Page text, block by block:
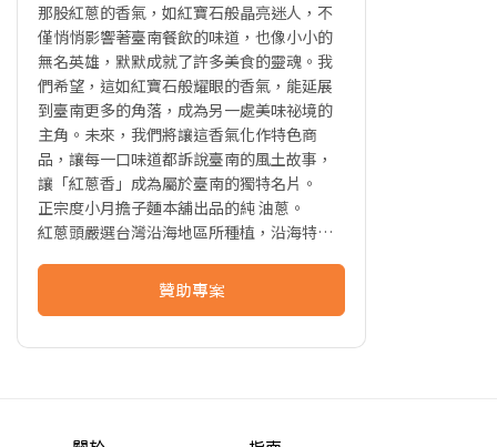
那股紅蔥的香氣，如紅寶石般晶亮迷人，不
僅悄悄影響著臺南餐飲的味道，也像小小的
無名英雄，默默成就了許多美食的靈魂。我
們希望，這如紅寶石般耀眼的香氣，能延展
到臺南更多的角落，成為另一處美味祕境的
主角。未來，我們將讓這香氣化作特色商
品，讓每一口味道都訴說臺南的風土故事，
讓「紅蔥香」成為屬於臺南的獨特名片。
正宗度小月擔子麵本舖出品的純 油蔥。
紅蔥頭嚴選台灣沿海地區所種植，沿海特殊
帶有天然甜味。沒有其他化學添加物，
最具台灣家鄉味的調味聖品，是海外打拼遊
贊助專案